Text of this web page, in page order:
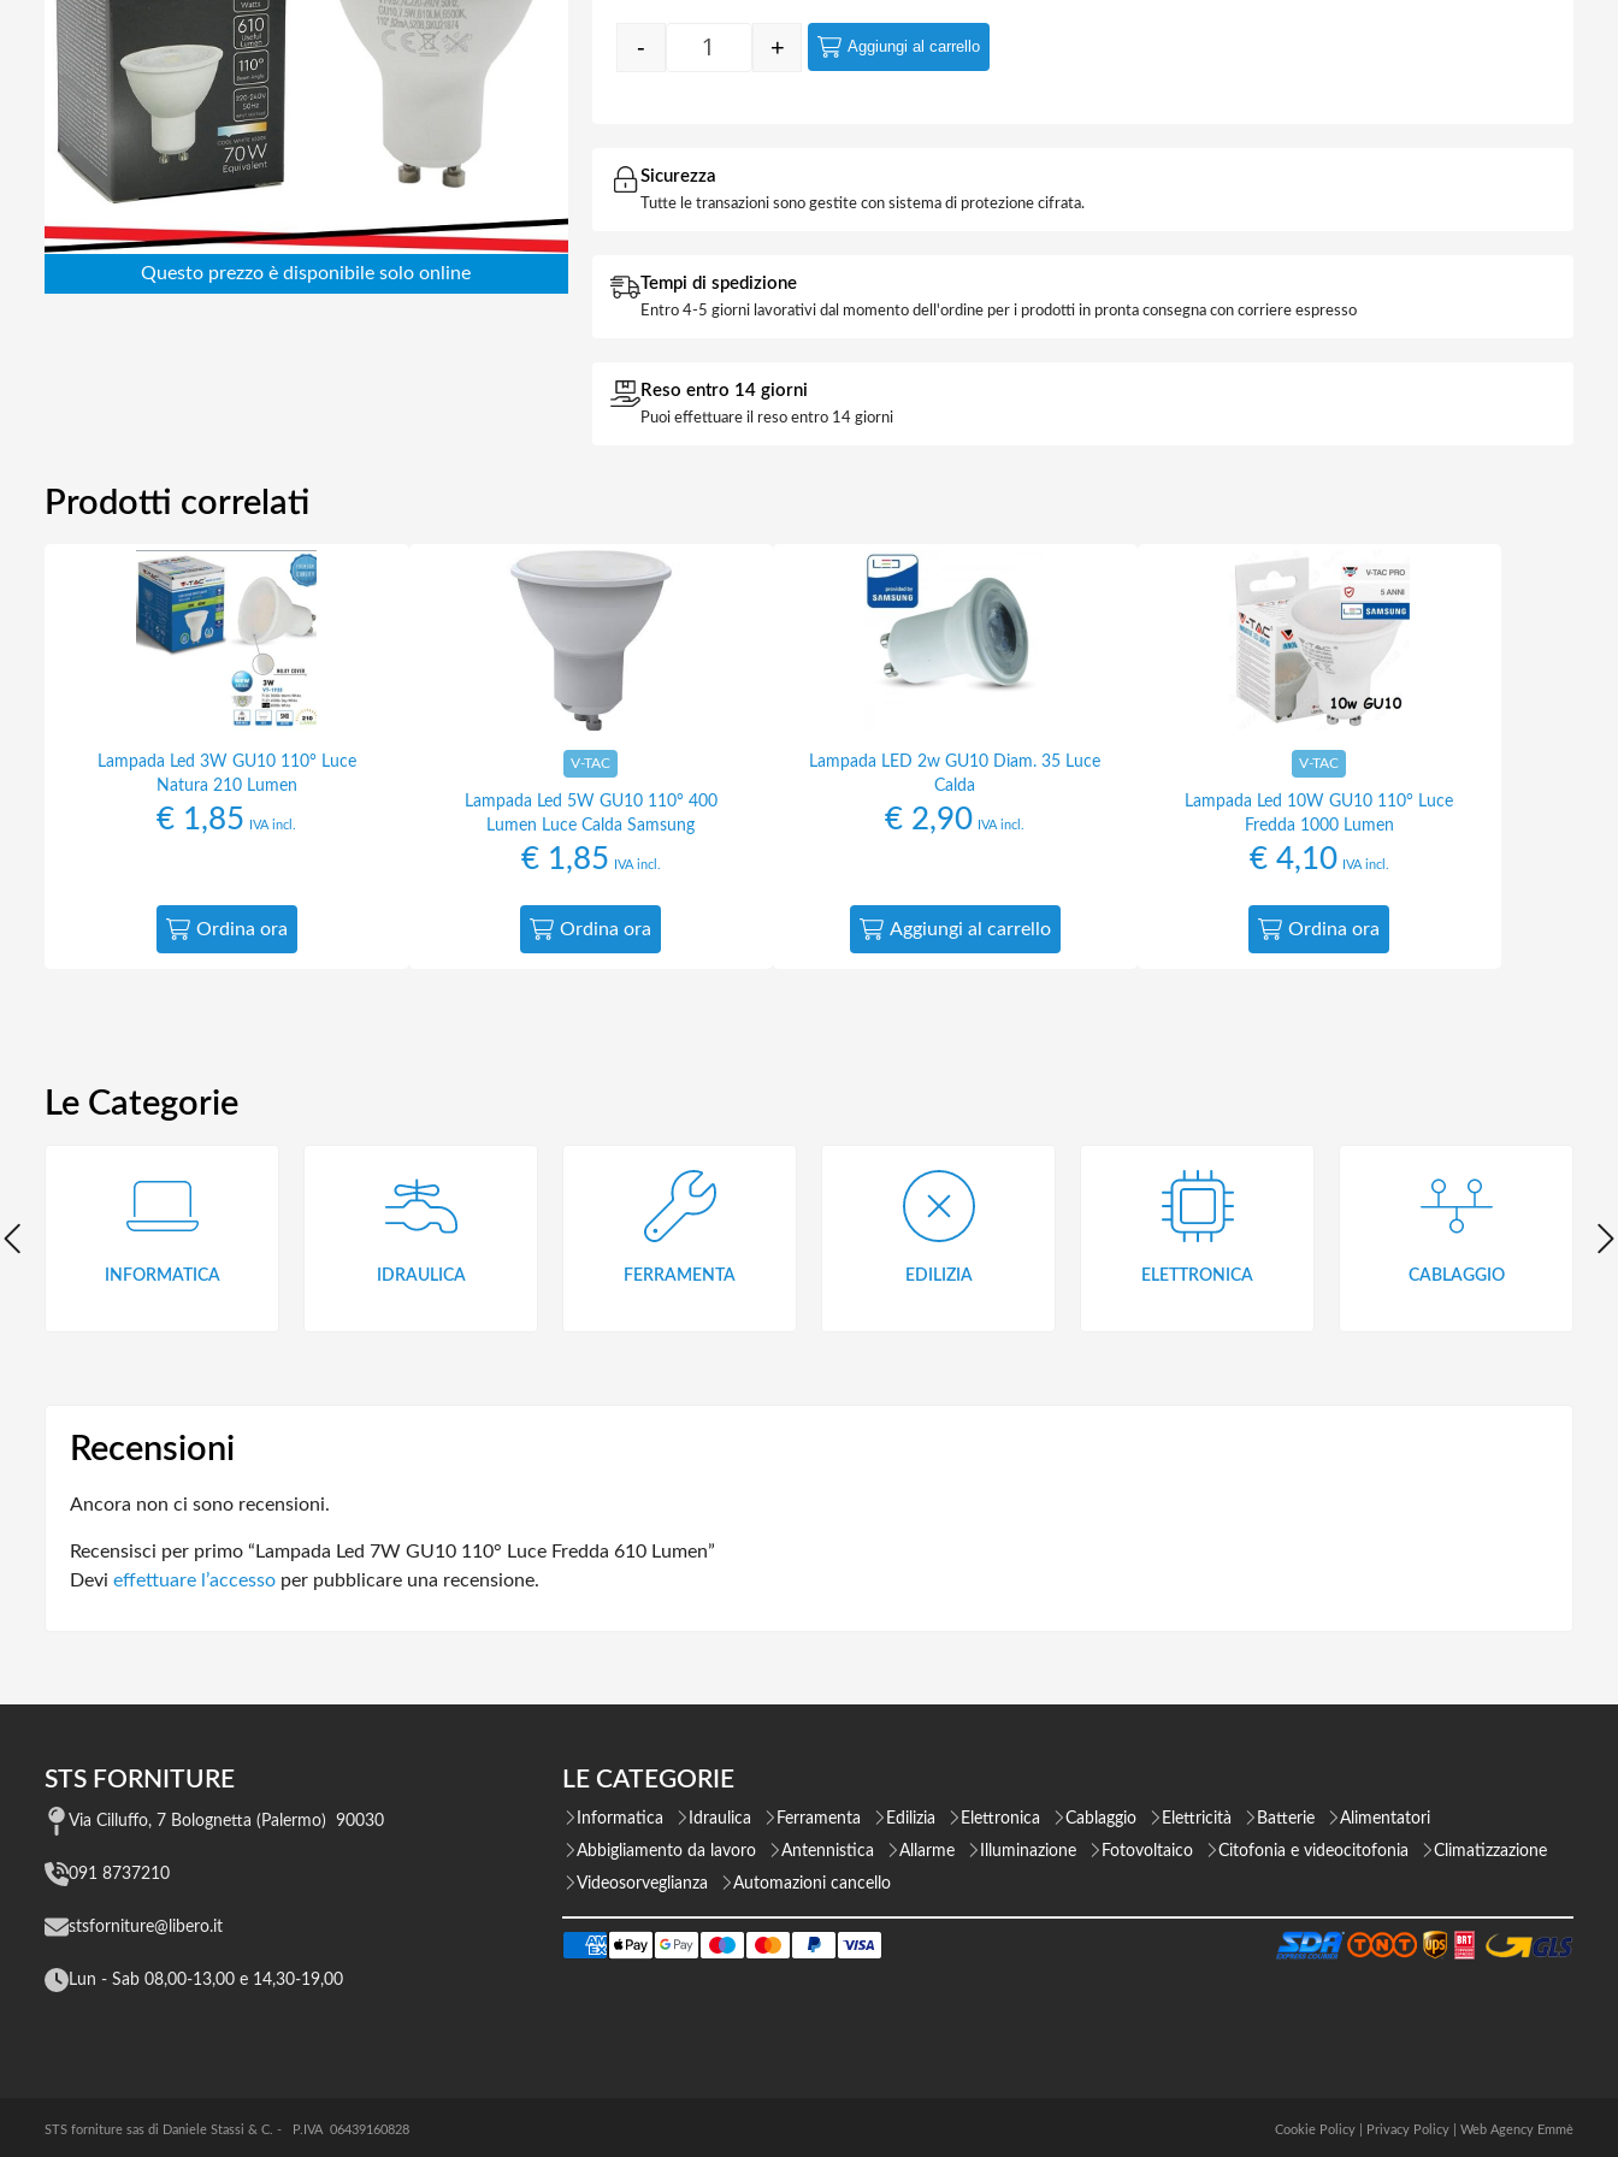
Abbigliamento da lavoro
Alimentatori
Batterie
Elettricità
Cablaggio
Elettronica
Edilizia
Quantity
- + Aggiungi al carrello
Sicurezza
Tutte le transazioni sono gestite con sistema di protezione cifrata.
Tempi di spedizione
Entro 4-5 giorni lavorativi dal momento dell'ordine per i prodotti in pronta consegna con corriere espresso
Reso entro 14 giorni
Puoi effettuare il reso entro 14 giorni
Prodotti correlati
Lampada Led 3W GU10 110° Luce
Natura 210 Lumen
€ 1,85 IVA incl.
Ordina ora
V-TAC
Lampada Led 5W GU10 110° 400
Lumen Luce Calda Samsung
€1,85 IVA incl.
Ordina ora
Lampada LED 2w GU10 Diam. 35 Luce
Calda
€ 2,90 IVA incl.
Aggiungi al carrello
V-TAC
Lampada Led 10W GU10 110° Luce
Fredda 1000 Lumen
€4,10 IVA incl.
Ordina ora
Le Categorie
INFORMATICA IDRAULICA FERRAMENTA EDILIZIA ELETTRONICA CABLAGGIO
Recensioni
Ancora non ci sono recensioni.
Recensisci per primo “Lampada Led 7W GU10 110° Luce Fredda 610 Lumen”
Devi effettuare l’accesso per pubblicare una recensione.
STS FORNITURE
Via Cilluffo, 7 Bolognetta (Palermo) 90030
091 8737210
stsforniture@libero.it
Lun - Sab 08,00-13,00 e 14,30-19,00
LE CATEGORIE
Informatica Idraulica Ferramenta Edilizia Elettronica Cablaggio Elettricità Batterie
Alimentatori
Abbigliamento da lavoro
Antennistica Allarme Illuminazione Fotovoltaico Citofonia e videocitofonia
Climatizzazione
Videosorveglianza
Automazioni cancello
STS forniture sas di Daniele Stassi & C. - P.IVA 06439160828 Cookie Policy Privacy Policy Web Agency Emmè